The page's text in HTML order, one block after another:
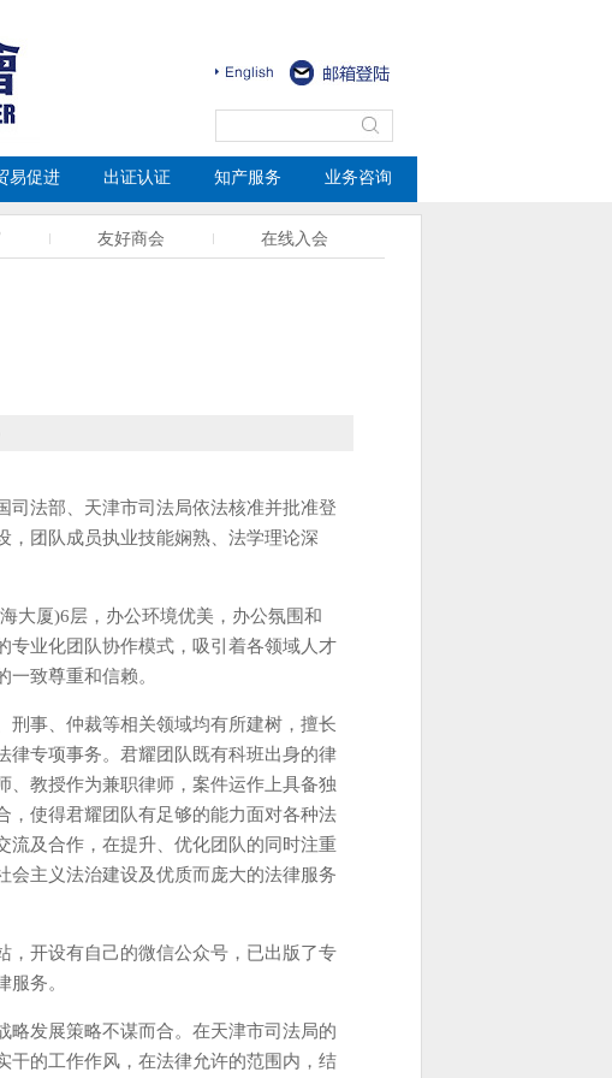
易促进 出证认证 知产服务 业务咨询
友好商会 在线入会
司法部、天津市司法局依法核准并批准登
，团队成员执业技能娴熟、法学理论深
大厦)6层，办公环境优美，办公氛围和
专业化团队协作模式，吸引着各领域人才
致尊重和信赖。
刑事、仲裁等相关领域均有所建树，擅长
律专项事务。君耀团队既有科班出身的律
、教授作为兼职律师，案件运作上具备独
，使得君耀团队有足够的能力面对各种法
流及合作，在提升、优化团队的同时注重
会主义法治建设及优质而庞大的法律服务
，开设有自己的微信公众号，已出版了专
务。
略发展策略不谋而合。在天津市司法局的
干的工作作风，在法律允许的范围内，结